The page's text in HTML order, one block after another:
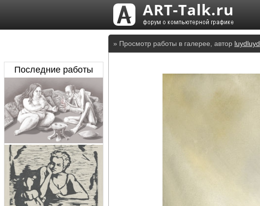
» Просмотр работы в галерее, автор luydluyd
Последние работы